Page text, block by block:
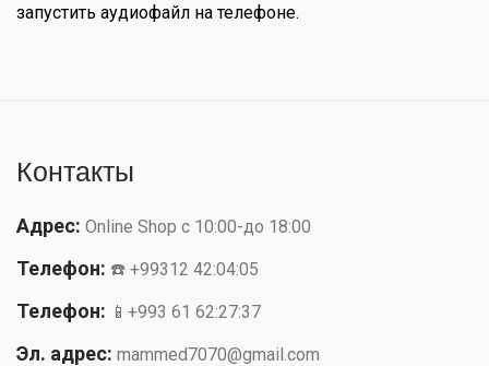
запустить аудиофайл на телефоне.
Контакты
Адрес: Online Shop с 10:00-до 18:00
Телефон: ☎️ +99312 42:04:05
Телефон: 📱+993 61 62:27:37
Эл. адрес: mammed7070@gmail.com